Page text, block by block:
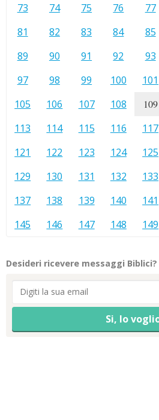
73
74 75 76 77
81
82 83 84 85
89
90 91 92 93
97
98 99 100 101
105
106 107 108 109
113
114 115 116 117
121
122 123 124 125
129
130 131 132 133
137
138 139 140 141
145
146 147 148 149
Desideri ricevere messaggi Biblici?